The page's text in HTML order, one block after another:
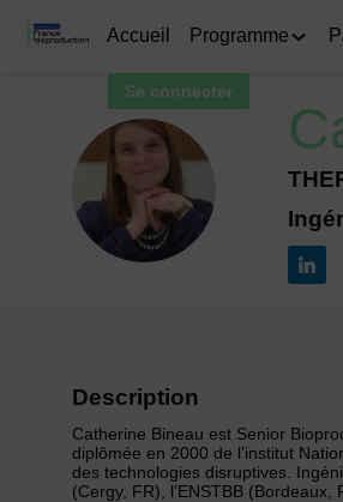
Accueil Programme
Se connecter
CB
Description
Catherine Bineau est Senior
diplômée en 2000 de l’institut
des technologies disruptives.
(Cergy, FR), l’ENSTBB (Bordeaux,